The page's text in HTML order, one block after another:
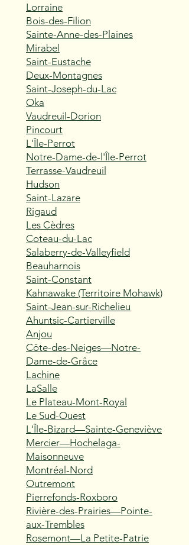
Lorraine
Bois-des-Filion
Sainte-Anne-des-Plaines
Mirabel
Saint-Eustache
Deux-Montagnes
Saint-Joseph-du-Lac
Oka
Vaudreuil-Dorion
Pincourt
L'Île-Perrot
Notre-Dame-de-l'Île-Perrot
Terrasse-Vaudreuil
Hudson
Saint-Lazare
Rigaud
Les Cèdres
Coteau-du-Lac
Salaberry-de-Valleyfield
Beauharnois
Saint-Constant
Kahnawake (Territoire Mohawk)
Saint-Jean-sur-Richelieu
Ahuntsic-Cartierville
Anjou
Côte-des-Neiges—Notre-
Dame-de-Grâce
Lachine
LaSalle
Le Plateau-Mont-Royal
Le Sud-Ouest
L'Île-Bizard—Sainte-Geneviève
Mercier—Hochelaga-
Maisonneuve
Montréal-Nord
Outremont
Pierrefonds-Roxboro
Rivière-des-Prairies—Pointe-
aux-Trembles
Rosemont—La Petite-Patrie